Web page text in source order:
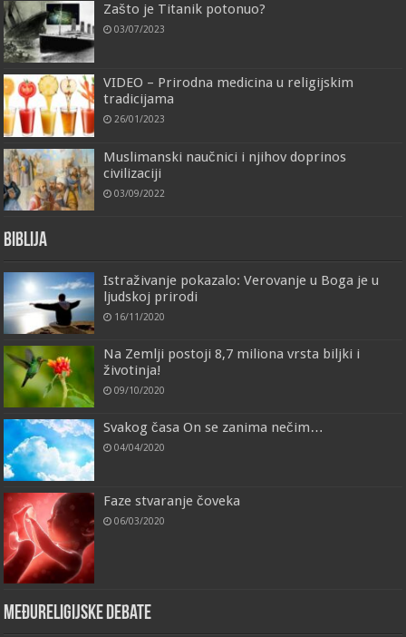
Zašto je Titanik potonuo?
03/07/2023
VIDEO – Prirodna medicina u religijskim
tradicijama
26/01/2023
Muslimanski naučnici i njihov doprinos
civilizaciji
03/09/2022
Biblija
Istraživanje pokazalo: Verovanje u Boga je u
ljudskoj prirodi
16/11/2020
Na Zemlji postoji 8,7 miliona vrsta biljki i
životinja!
09/10/2020
Svakog časa On se zanima nečim…
04/04/2020
Faze stvaranje čoveka
06/03/2020
Međureligijske debate